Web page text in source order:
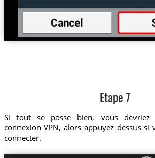
Etape 7
Si tout se passe bien, vous devriez
connexion VPN, alors appuyez dessus si
connecter.